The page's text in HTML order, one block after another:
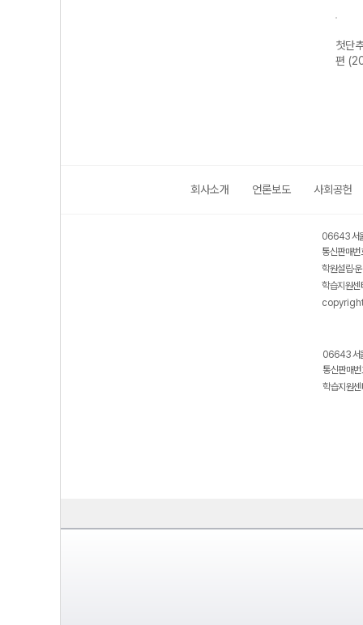
첫단
편
회사소개 언론보도 사회공헌
06643 서
통신판매
학원설립·
학습지원
06643 서
통신판매
학습지원